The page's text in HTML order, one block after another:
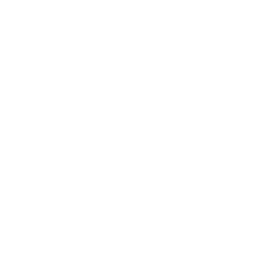
gesamten Haus.
in Traismauer starten
Infrastruktur und
Anbindung. Ob
liegt alles nahe
Der Bahnhof befindet
ein reges Vereinsleben
Einheiten. Kontaktieren